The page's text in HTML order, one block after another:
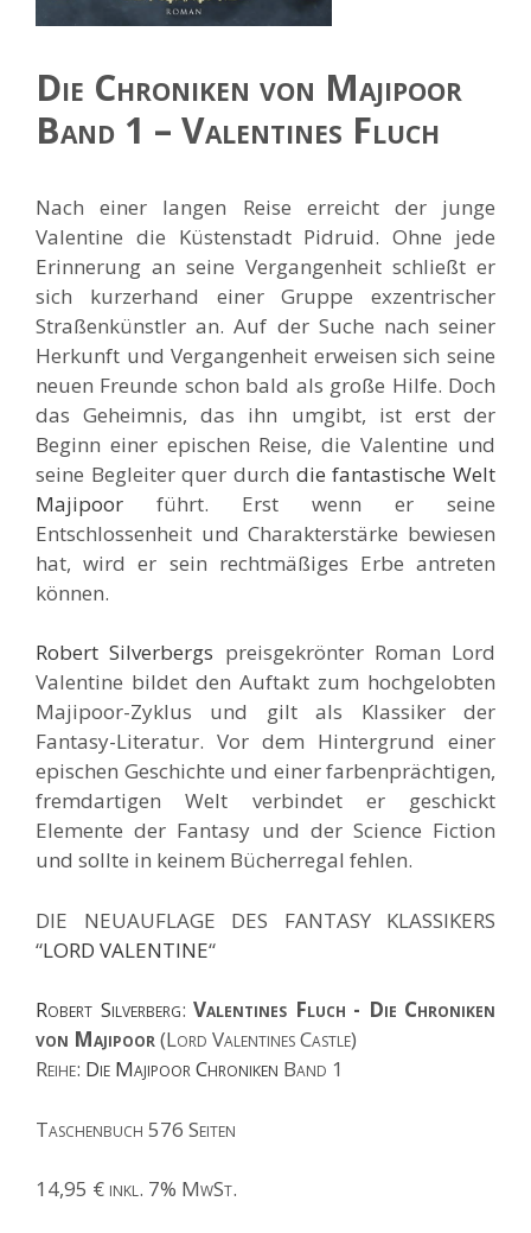
Die Chroniken von Majipoor
Band 1 – Valentines Fluch
Nach einer langen Reise erreicht der junge
Valentine die Küstenstadt Pidruid. Ohne jede
Erinnerung an seine Vergangenheit schließt er
sich kurzerhand einer Gruppe exzentrischer
Straßenkünstler an. Auf der Suche nach seiner
Herkunft und Vergangenheit erweisen sich seine
neuen Freunde schon bald als große Hilfe. Doch
das Geheimnis, das ihn umgibt, ist erst der
Beginn einer epischen Reise, die Valentine und
seine Begleiter quer durch die fantastische Welt
Majipoor führt. Erst wenn er seine
Entschlossenheit und Charakterstärke bewiesen
hat, wird er sein rechtmäßiges Erbe antreten
können.
Robert Silverbergs preisgekrönter Roman Lord
Valentine bildet den Auftakt zum hochgelobten
Majipoor-Zyklus und gilt als Klassiker der
Fantasy-Literatur. Vor dem Hintergrund einer
epischen Geschichte und einer farbenprächtigen,
fremdartigen Welt verbindet er geschickt
Elemente der Fantasy und der Science Fiction
und sollte in keinem Bücherregal fehlen.
DIE NEUAUFLAGE DES FANTASY KLASSIKERS
“LORD VALENTINE“
Robert Silverberg: Valentines Fluch - Die Chroniken
von Majipoor(Lord Valentines Castle)
Reihe: Die Majipoor Chroniken Band 1
Taschenbuch 576 Seiten
14,95 € inkl. 7% MwSt.